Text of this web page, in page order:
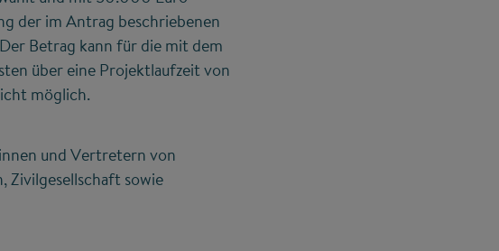
der im Antrag beschriebenen
Betrag kann für die mit dem
über eine Projektlaufzeit von
möglich.
und Vertretern von
Zivilgesellschaft sowie